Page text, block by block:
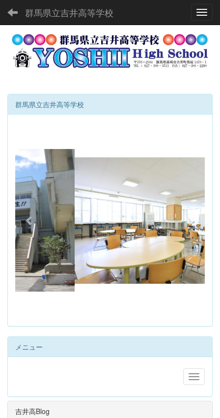
群馬県立吉井高等学校
群馬県立吉井高等学校
v
i
o
u
s
x
メニュー
吉井高Blog